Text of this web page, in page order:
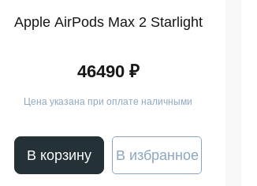
Apple AirPods Max 2 Starlight
46490 ₽
Цена указана при оплате наличными
В корзину В избранное